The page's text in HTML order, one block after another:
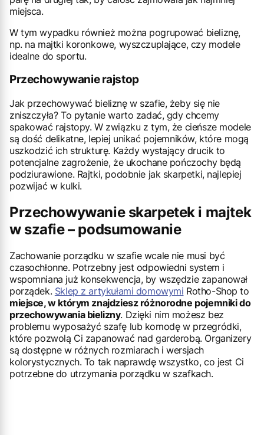
miejsca.
W tym wypadku również można pogrupować bieliznę,
np. na majtki koronkowe, wyszczuplające, czy modele
idealne do sportu.
Przechowywanie rajstop
Jak przechowywać bieliznę w szafie, żeby się nie
zniszczyła? To pytanie warto zadać, gdy chcemy
spakować rajstopy. W związku z tym, że cieńsze modele
są dość delikatne, lepiej unikać pojemników, które mogą
uszkodzić ich strukturę. Każdy wystający drucik to
potencjalne zagrożenie, że ukochane pończochy będą
podziurawione. Rajtki, podobnie jak skarpetki, najlepiej
pozwijać w kulki.
Przechowywanie skarpetek i majtek
w szafie – podsumowanie
Zachowanie porządku w szafie wcale nie musi być
czasochłonne. Potrzebny jest odpowiedni system i
wspomniana już konsekwencja, by wszędzie zapanował
porządek. Sklep z artykułami domowymi Rotho-Shop to
miejsce, w którym znajdziesz różnorodne pojemniki do
przechowywania bielizny. Dzięki nim możesz bez
problemu wyposażyć szafę lub komodę w przegródki,
które pozwolą Ci zapanować nad garderobą. Organizery
są dostępne w różnych rozmiarach i wersjach
kolorystycznych. To tak naprawdę wszystko, co jest Ci
potrzebne do utrzymania porządku w szafkach.